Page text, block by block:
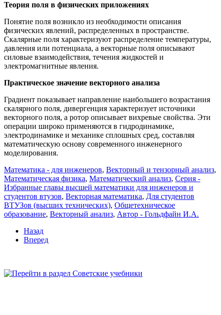
Теория поля в физических приложениях
Понятие поля возникло из необходимости описания
физических явлений, распределенных в пространстве.
Скалярные поля характеризуют распределение температуры,
давления или потенциала, а векторные поля описывают
силовые взаимодействия, течения жидкостей и
электромагнитные явления.
Практическое значение векторного анализа
Градиент показывает направление наибольшего возрастания
скалярного поля, дивергенция характеризует источники
векторного поля, а ротор описывает вихревые свойства. Эти
операции широко применяются в гидродинамике,
электродинамике и механике сплошных сред, составляя
математическую основу современного инженерного
моделирования.
Математика - для инженеров, Векторный и тензорный анализ,
Математическая физика, Математический анализ, Серия -
Избранные главы высшей математики для инженеров и
студентов втузов, Векторная математика, Для студентов
ВТУЗов (высших технических), Общетехническое
образование, Векторный анализ, Автор - Гольдфайн И.А.
Назад
Вперед